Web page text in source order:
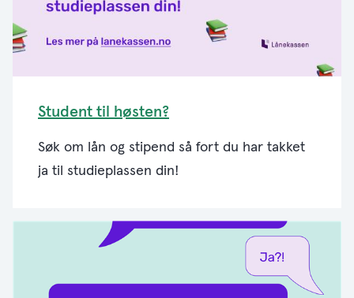
Student til høsten?
Søk om lån og stipend så fort du har takket
ja til studieplassen din!